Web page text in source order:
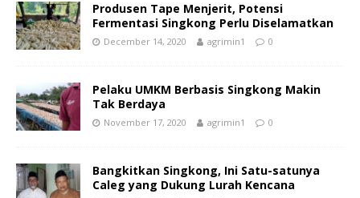
Produsen Tape Menjerit, Potensi
Fermentasi Singkong Perlu Diselamatkan
December 14, 2020 agrimin1 0
Pelaku UMKM Berbasis Singkong Makin
Tak Berdaya
November 17, 2020 agrimin1 0
Bangkitkan Singkong, Ini Satu-satunya
Caleg yang Dukung Lurah Kencana